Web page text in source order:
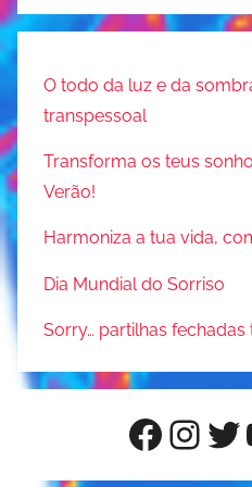
O todo da luz e da
transpessoal
Transforma os teus
Verão!
Harmoniza a tua vida,
Dia Mundial do Sorriso
Sorry… partilhas